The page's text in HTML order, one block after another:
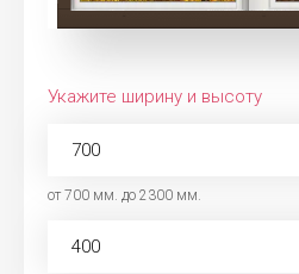
Укажите ширину и высоту
от 700 мм. до 2300 мм.